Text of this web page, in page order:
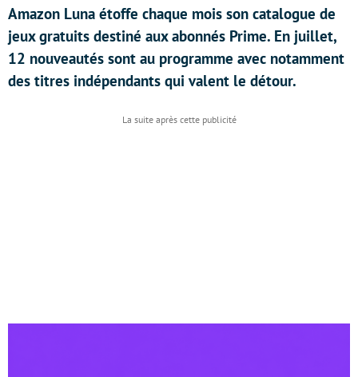
Amazon Luna étoffe chaque mois son catalogue de
jeux gratuits destiné aux abonnés Prime. En juillet,
12 nouveautés sont au programme avec notamment
des titres indépendants qui valent le détour.